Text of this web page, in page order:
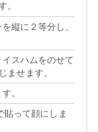
。
縦に２等分し、
スハムをのせて
ませます。
。
貼って顔にしま